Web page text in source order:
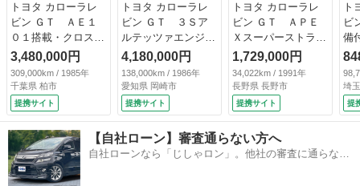
トヨタ カローラレ
ビン ＧＴ ＡＥ１
０１搭載・クロスミ
ッション・ＡＤＶＡ
Ｎ Ａ３Ａホイー
ル・ＦＲＰボンネッ
ト・ロールケージ・
社外エアロ・社外ウ
ィング・バケットシ
ート・社外メータ
ー・ （車検整備
付）
3,480,000円
309,000km / 1985年
千葉県 柏市
提携サイト
トヨタ カローラレ
ビン ＧＴ ３Ｓア
ルテッツァエンジン
スワップ６速ワイド
ボディ公認 （検
8.12）
4,180,000円
138,000km / 1986年
愛知県 岡崎市
提携サイト
トヨタ カローラレ
ビン ＧＴ ＡＰＥ
Ｘスーパーストラッ
トサス☆ワンオーナ
ー☆ 禁煙車☆フル
ノーマル車☆純正５
速ＭＴ☆純正ＭＯＭ
Ｏステアリング☆純
正ＭＯＭＯシフトノ
ブ☆ＥＴＣ☆純正ア
ルミホイール☆オプ
1,729,000円
34,022km / 1991年
長野県 長野市
提携サイト
ト
ビ
備
Ｄ
ト
社
ー
ー
ド
埼
提
【自社ローン】審査通らない方へ
自社ローンなら「じしゃロン」。他社の審査に通らなか